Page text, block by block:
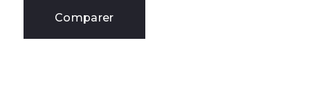
Comparer